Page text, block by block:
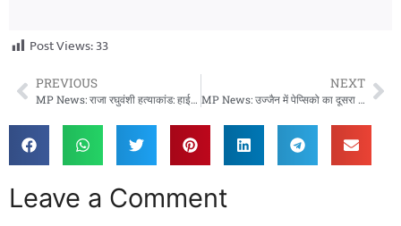
Post Views:33
PREVIOUS
MP News: राजा रघुवंशी हत्याकांड: हाईकोर्ट का बड़ा फैसला, सोनम रघुवंशी को मिली राहत बरकरार
NEXT
MP News: उज्जैन में पेप्सिको का दूसरा बड़ा फ्लेवर कंसंट्रेट प्लांट, CM मोहन यादव करेंगे लोकार्पण
Leave a Comment